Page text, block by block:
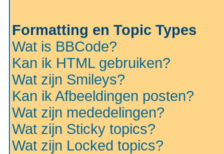
Formatting en Topic Types
Wat is BBCode?
Kan ik HTML gebruiken?
Wat zijn Smileys?
Kan ik Afbeeldingen posten?
Wat zijn mededelingen?
Wat zijn Sticky topics?
Wat zijn Locked topics?